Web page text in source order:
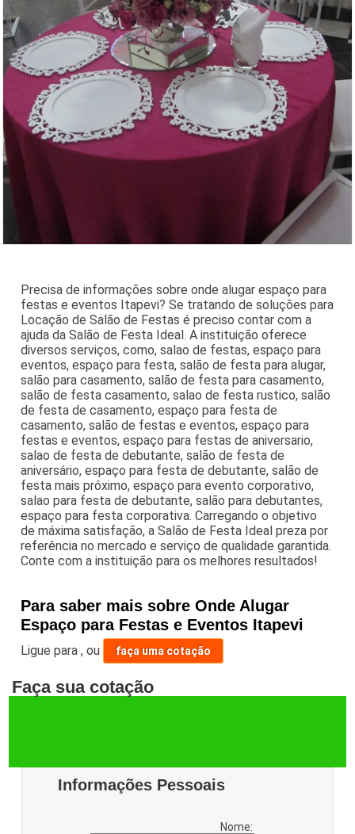
Precisa de informações sobre onde alugar espaço para
festas e eventos Itapevi? Se tratando de soluções para
Locação de Salão de Festas é preciso contar com a
ajuda da Salão de Festa Ideal. A instituição oferece
diversos serviços, como, salao de festas, espaço para
eventos, espaço para festa, salão de festa para alugar,
salão para casamento, salão de festa para casamento,
salão de festa casamento, salao de festa rustico, salão
de festa de casamento, espaço para festa de
casamento, salão de festas e eventos, espaço para
festas e eventos, espaço para festas de aniversario,
salao de festa de debutante, salão de festa de
aniversário, espaço para festa de debutante, salão de
festa mais próximo, espaço para evento corporativo,
salao para festa de debutante, salão para debutantes,
espaço para festa corporativa. Carregando o objetivo
de máxima satisfação, a Salão de Festa Ideal preza por
referência no mercado e serviço de qualidade garantida.
Conte com a instituição para os melhores resultados!
Para saber mais sobre Onde Alugar
Espaço para Festas e Eventos Itapevi
Ligue para,ou faça uma cotação
Faça sua cotação
Informações Pessoais
Nome: